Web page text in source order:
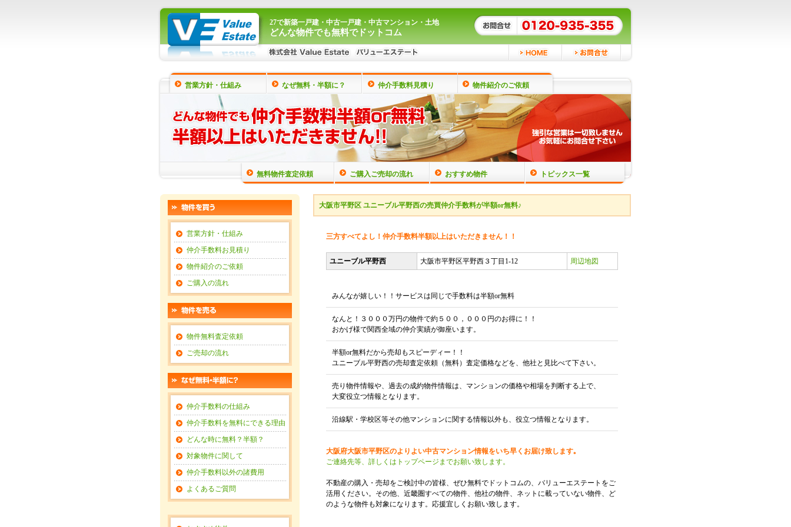
27で新築一戸建・中古一戸建・中古マンション・土地
どんな物件でも無料でドットコム
営業方針・仕組み なぜ無料・半額に？ 仲介手数料見積り 物件紹介のご依頼
無料物件査定依頼 ご購入ご売却の流れ おすすめ物件 トピックス一覧
営業方針・仕組み
仲介手数料お見積り
物件紹介のご依頼
ご購入の流れ
物件無料査定依頼
ご売却の流れ
仲介手数料の仕組み
仲介手数料を無料にできる理由
どんな時に無料？半額？
対象物件に関して
仲介手数料以外の諸費用
よくあるご質問
大阪市平野区 ユニーブル平野西の売買仲介手数料が半額or無料♪
三方すべてよし！仲介手数料半額以上はいただきません！！
ユニーブル平野西 大阪市平野区平野西３丁目1-12 周辺地図
みんなが嬉しい！！サービスは同じで手数料は半額or無料
なんと！３０００万円の物件で約５００，０００円のお得に！！
おかげ様で関西全域の仲介実績が御座います。
半額or無料だから売却もスピーディー！！
ユニーブル平野西の売却査定依頼（無料）査定価格などを、他社と見比べて下さい。
売り物件情報や、過去の成約物件情報は、マンションの価格や相場を判断する上で、
大変役立つ情報となります。
沿線駅・学校区等その他マンションに関する情報以外も、役立つ情報となります。
大阪府大阪市平野区のよりよい中古マンション情報をいち早くお届け致します｡
ご連絡先等、詳しくはトップページまでお願い致します。
不動産の購入・売却をご検討中の皆様、ぜひ無料でドットコムの、バリューエステートをご
活用ください。その他、近畿圏すべての物件、他社の物件、ネットに載っていない物件、ど
のような物件も対象になります。応援宜しくお願い致します。